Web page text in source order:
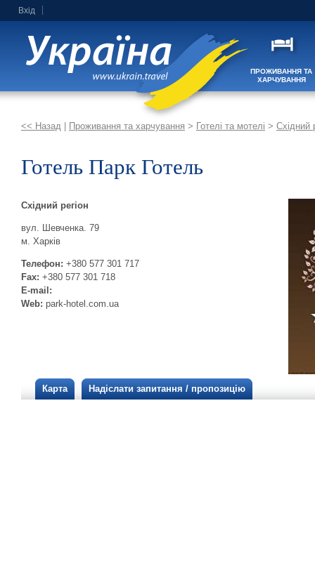
Вхід
ПРОЖИВАННЯ ТА
ХАРЧУВАННЯ
<< Назад Проживання та харчування > Готелі та мотелі > Східний
Готель Парк Готель
Східний регіон
вул. Шевченка. 79
м. Харків
Телефон: +380 577 301 717
Fax: +380 577 301 718
E-mail:
Web: park-hotel.com.ua
Карта Надіслати запитання / пропозицію